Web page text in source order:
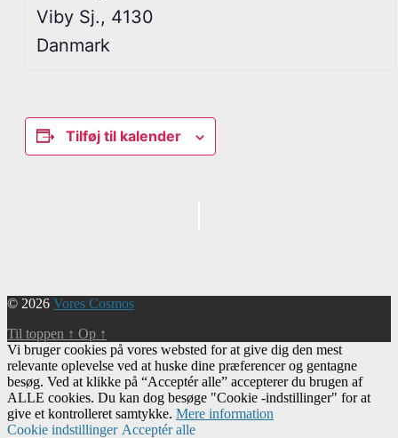
Viby Sj., 4130
Danmark
Tilføj til kalender
© 2026 Vores Cosmos
Til toppen ↑ Op ↑
Vi bruger cookies på vores websted for at give dig den mest
relevante oplevelse ved at huske dine præferencer og gentagne
besøg. Ved at klikke på “Acceptér alle” accepterer du brugen af ​​
ALLE cookies. Du kan dog besøge "Cookie -indstillinger" for at
give et kontrolleret samtykke. Mere information
Cookie indstillinger Acceptér alle